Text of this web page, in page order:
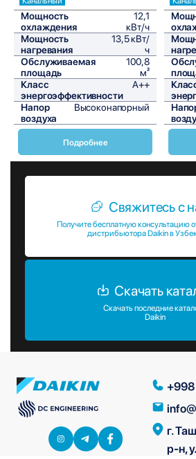
Мощность
охлаждения
12,1
кВт/ч
Мощность
нагревания
13,5 кВт/
ч
Обслуживаемая
площадь
100,8
м²
Класс
энергоэффективности
A++
Напор
воздуха
Высоконапорный
Подробнее
Свяжитесь с
Получите бесплатную консультацию
дистрибьютора Daikin в
Скачать
Скачать последние
Daikin
г.
р-н,